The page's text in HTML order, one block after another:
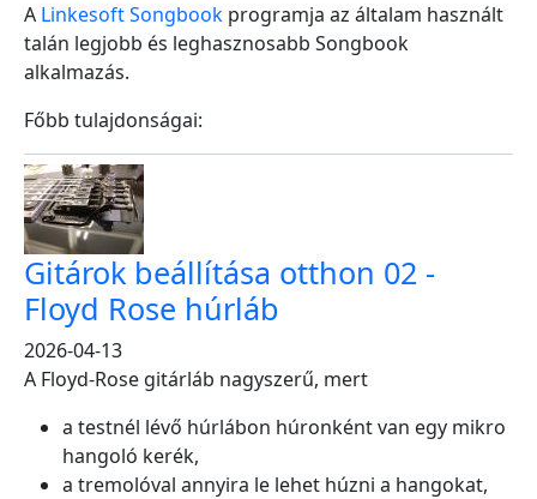
A Linkesoft Songbook programja az általam használt
talán legjobb és leghasznosabb Songbook
alkalmazás.
Főbb tulajdonságai:
Gitárok beállítása otthon 02 -
Floyd Rose húrláb
2026-04-13
A Floyd-Rose gitárláb nagyszerű, mert
a testnél lévő húrlábon húronként van egy mikro
hangoló kerék,
a tremolóval annyira le lehet húzni a hangokat,